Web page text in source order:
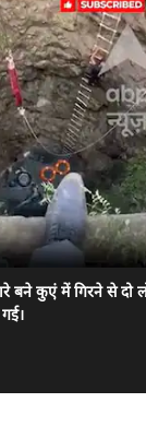
बने कुएं में गिरने से दो